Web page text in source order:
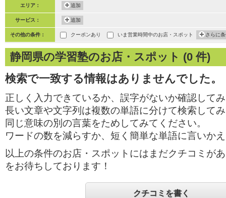
エリア： 追加
サービス： 追加
その他の条件： クーポンあり いま営業時間中のお店・スポット さらに
静岡県の学習塾のお店・スポット (0 件)
検索で一致する情報はありませんでした。
正しく入力できているか、誤字がないか確認して
長い文章や文字列は複数の単語に分けて検索して
同じ意味の別の言葉をためしてみてください。
ワードの数を減らすか、短く簡単な単語に言いか
以上の条件のお店・スポットにはまだクチコミが
をお待ちしております！
クチコミを書く